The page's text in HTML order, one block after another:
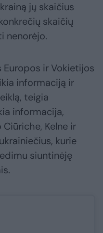
jų skaičius
skaičių
nenorėjo.
ir Vokietijos
informaciją ir
teigia
informacija,
Kelne ir
kurie
siuntinėję